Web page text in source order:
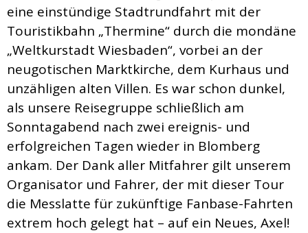
eine einstündige Stadtrundfahrt mit der
Touristikbahn „Thermine“ durch die mondäne
„Weltkurstadt Wiesbaden“, vorbei an der
neugotischen Marktkirche, dem Kurhaus und
unzähligen alten Villen. Es war schon dunkel,
als unsere Reisegruppe schließlich am
Sonntagabend nach zwei ereignis- und
erfolgreichen Tagen wieder in Blomberg
ankam. Der Dank aller Mitfahrer gilt unserem
Organisator und Fahrer, der mit dieser Tour
die Messlatte für zukünftige Fanbase-Fahrten
extrem hoch gelegt hat – auf ein Neues, Axel!